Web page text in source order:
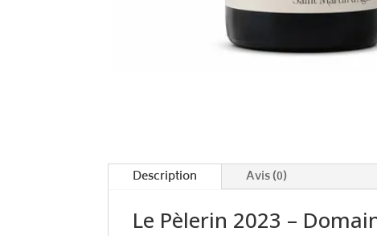
Description Avis (0)
Le Pèlerin 2023 –